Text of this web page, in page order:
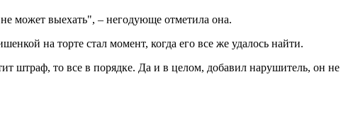
может выехать", – негодующе отметила она.
на торте стал момент, когда его все же удалось найти.
штраф, то все в порядке. Да и в целом, добавил нарушитель, он не